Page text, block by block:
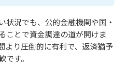
状況でも、公的金融機関や国・
ことで資金調達の道が開けま
より圧倒的に有利で、返済猶予
す。